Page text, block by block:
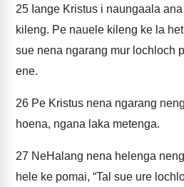
25 Iange Kristus i naungaala
kileng. Pe nauele kileng ke la
sue nena ngarang mur lochloch
ene.
26 Pe Kristus nena ngarang
hoena, ngana laka metenga.
27 NeHalang nena helenga
hele ke pomai, “Tal sue ure